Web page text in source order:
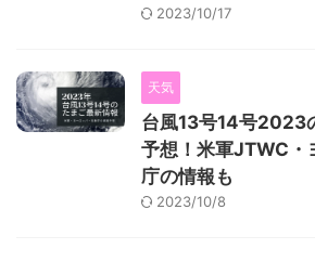
2023/10/17
天気
台風13号14号2023
予想！米軍JTWC・
庁の情報も
2023/10/8